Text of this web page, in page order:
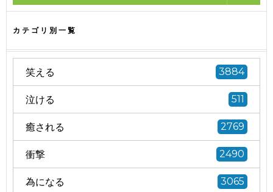
カテゴリ別一覧
笑える 3884
泣ける 511
癒される 2769
衝撃 2490
為になる 3065